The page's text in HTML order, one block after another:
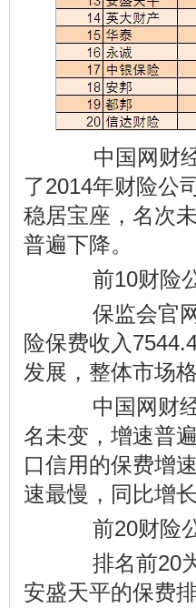
中国网财经
了2014年财险公
稳居宝座，名次
普遍下降。
前10财险公
保监会官网
险保费收入
发展，整体市场
中国网财经
名未变，增速普
口信用的保费增
速最慢，同比增长
前20财险公
排名前20为
安盛天平的保费